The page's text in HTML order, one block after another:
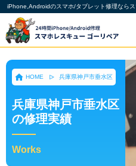
iPhone,Androidのスマホ/タブレット修理なら
HOME 兵庫県神戸市垂水区
兵庫県神戸市垂水区
の修理実績
Works